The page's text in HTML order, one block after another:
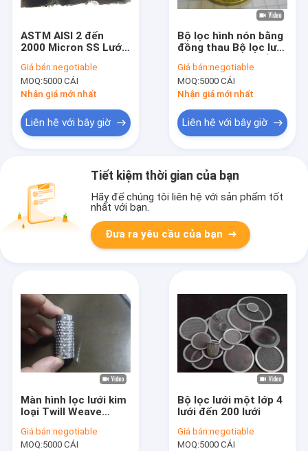
ASTM AISI 2 đến
2000 Micron SS Lưới
Giá bán:negotiable
MOQ:5000 CÁI
Nhận giá mới nhất
Liên hệ với bây giờ
Bộ lọc hình nón bằng
đồng thau Bộ lọc lưới
sắc nét
Giá bán:negotiable
MOQ:5000 CÁI
Nhận giá mới nhất
Liên hệ với bây giờ
Tiết kiệm thời gian của bạn
Hãy để chúng tôi liên hệ với sản phẩm tốt
nhất với bạn.
Đưa ra yêu cầu của bạn
Màn hình lọc lưới kim
loại Twill Weave
Giá bán:negotiable
MOQ:5000 CÁI
Bộ lọc lưới một lớp 4
lưới đến 200 lưới
Giá bán:negotiable
MOQ:5000 CÁI